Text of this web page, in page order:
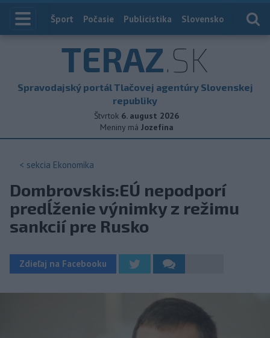
Index
Šport Počasie Publicistika Slovensko
TERAZ.SK
Spravodajský portál Tlačovej agentúry Slovenskej
republiky
Štvrtok 6. august 2026
Meniny má Jozefína
< sekcia Ekonomika
Dombrovskis:EÚ nepodporí
predĺženie výnimky z režimu
sankcií pre Rusko
Zdieľaj na Facebooku